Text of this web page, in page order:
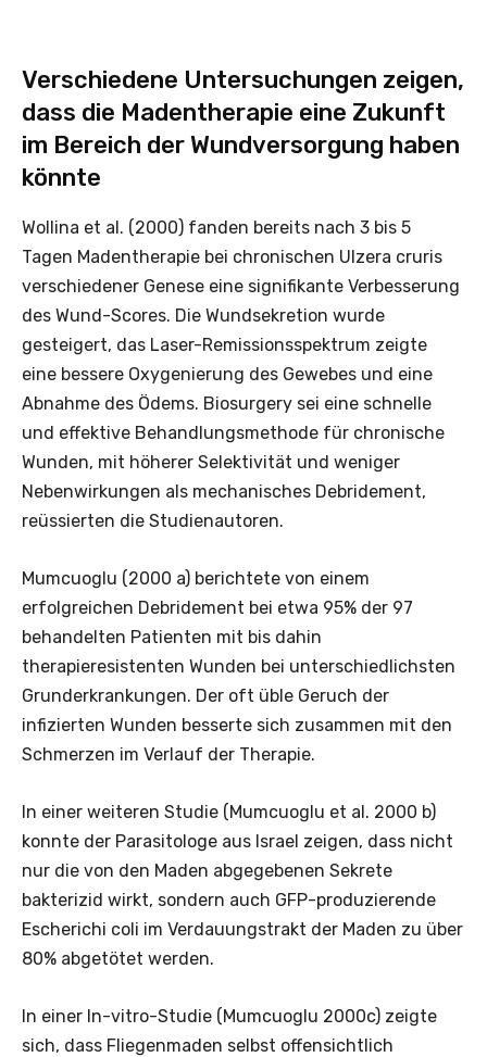
Verschiedene Untersuchungen zeigen,
dass die Madentherapie eine Zukunft
im Bereich der Wundversorgung haben
könnte
Wollina et al. (2000) fanden bereits nach 3 bis 5
Tagen Madentherapie bei chronischen Ulzera cruris
verschiedener Genese eine signifikante Verbesserung
des Wund-Scores. Die Wundsekretion wurde
gesteigert, das Laser-Remissionsspektrum zeigte
eine bessere Oxygenierung des Gewebes und eine
Abnahme des Ödems. Biosurgery sei eine schnelle
und effektive Behandlungsmethode für chronische
Wunden, mit höherer Selektivität und weniger
Nebenwirkungen als mechanisches Debridement,
reüssierten die Studienautoren.
Mumcuoglu (2000 a) berichtete von ­einem
erfolgreichen Debridement bei etwa 95% der 97
behandelten Patienten mit bis dahin
therapieresistenten Wunden bei unterschiedlichsten
Grund­erkrankungen. Der oft üble Geruch der
infizierten Wunden besserte sich zusammen mit den
Schmerzen im Verlauf der Therapie.
In einer weiteren Studie (Mumcuoglu et al. 2000 b)
konnte der Parasitologe aus Israel zeigen, dass nicht
nur die von den Maden abgegebenen Sekrete
bakterizid wirkt, sondern auch GFP-produzierende
Escherichi coli im Verdauungstrakt der Maden zu über
80% abgetötet werden.
In einer In-vitro-Studie (Mumcuoglu 2000c) zeigte
sich, dass Fliegenmaden selbst offensichtlich